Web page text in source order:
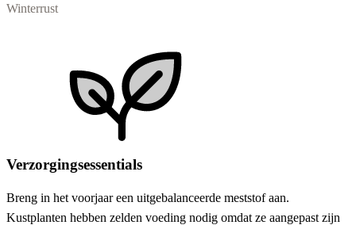
Winterrust
Verzorgingsessentials
Breng in het voorjaar een uitgebalanceerde meststof aan.
Kustplanten hebben zelden voeding nodig omdat ze aangepast zijn